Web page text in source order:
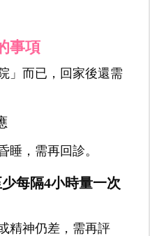
事項
」而已，回家後還需
睡，需再回診。
每隔4小時量一次
精神仍差，需再評